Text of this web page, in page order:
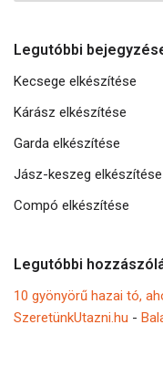
Legutóbbi
Kecsege elkészítése
Kárász elkészítése
Garda elkészítése
Jász-keszeg elkészítése
Compó elkészítése
Legutóbbi
10 gyönyörű hazai tó,
SzeretünkUtazni.hu -